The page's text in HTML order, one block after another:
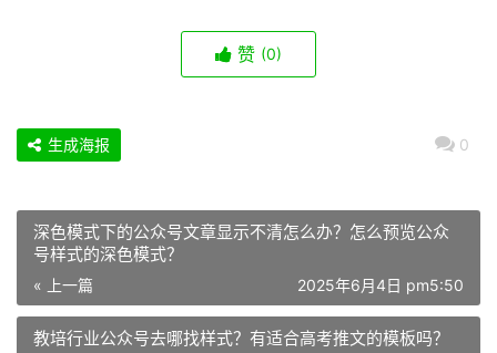
赞 (0)
0
生成海报
深色模式下的公众号文章显示不清怎么办？怎么预览公众
号样式的深色模式？
« 上一篇 2025年6月4日 pm5:50
教培行业公众号去哪找样式？有适合高考推文的模板吗？